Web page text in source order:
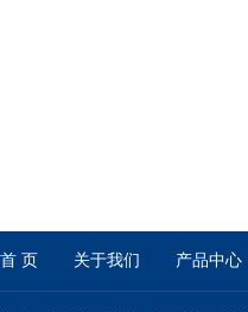
首 页 关于我们 产品中心